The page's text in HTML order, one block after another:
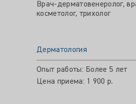
Врач-дерматовенеролог,
косметолог, трихолог
Дерматология
Опыт работы: Более 5 лет
Цена приема: 1 900 р.